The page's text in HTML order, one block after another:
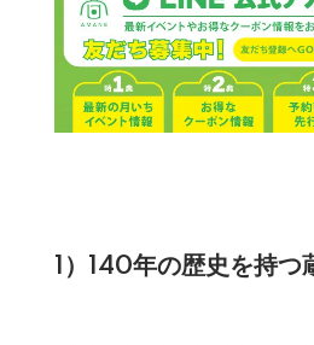
1）140年の歴史を持つ